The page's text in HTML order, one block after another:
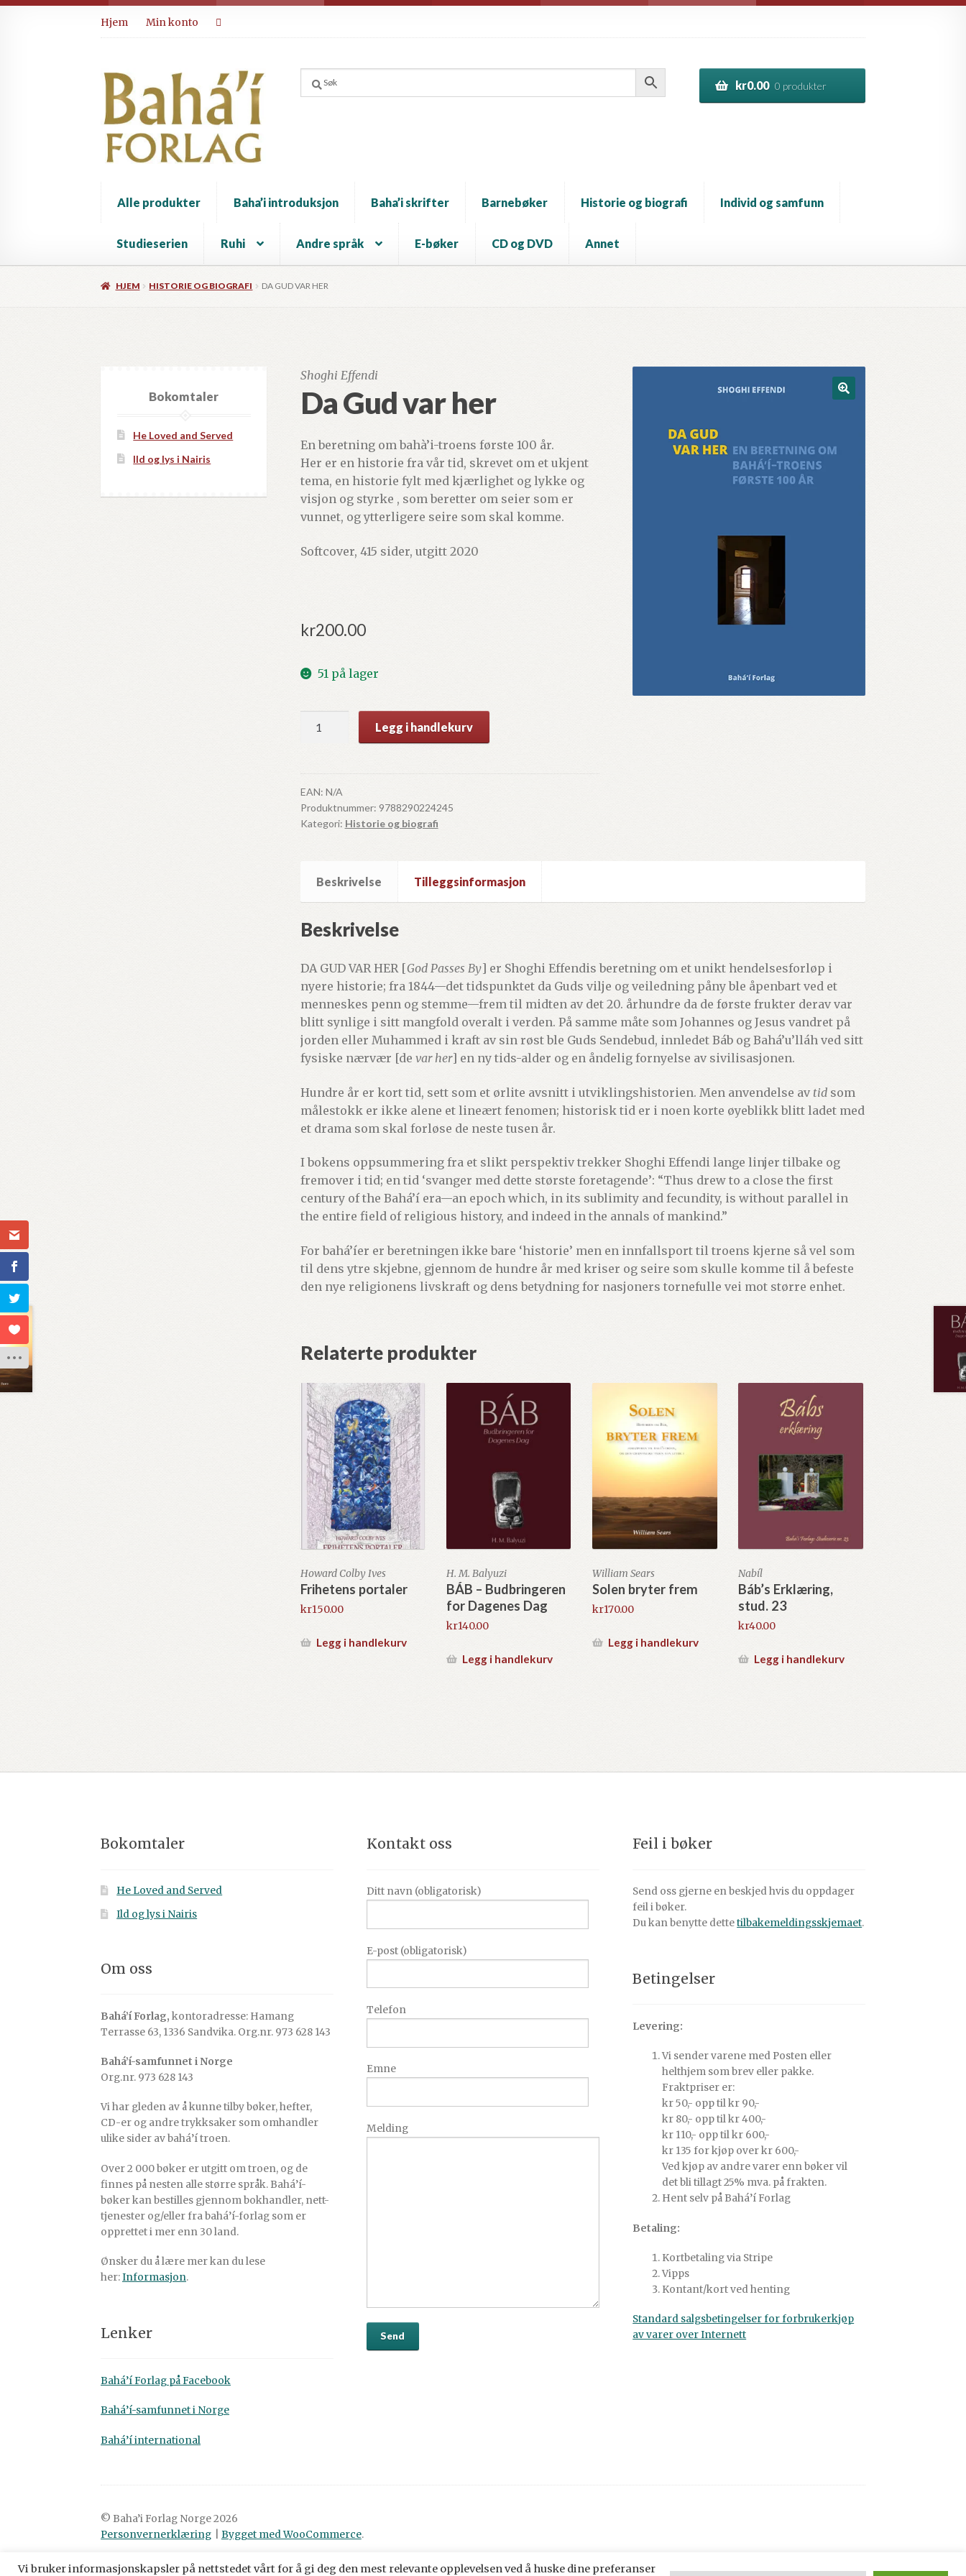
Hopp
til
Hopp
til
Hjem Min konto
kr0.00 0 produkter
Alle produkter Baha’i introduksjon Baha’i skrifter Barnebøker Historie og biografi Individ og samfunn
Studieserien Ruhi Andre språk E-bøker CD og DVD Annet
HJEM HISTORIE OG BIOGRAFI DA GUD VAR HER
Shoghi Effendi
Da Gud var her
En beretning om bahà’i-troens første 100 år.
Her er en historie fra vår tid, skrevet om et ukjent
tema, en historie fylt med kjærlighet og lykke og
visjon og styrke , som beretter om seier som er
vunnet, og ytterligere seire som skal komme.
Softcover, 415 sider, utgitt 2020
kr200.00
51 på lager
Gud
her
antall
Legg i handlekurv
EAN: N/A
Produktnummer: 9788290224245
Kategori: Historie og biografi
Beskrivelse Tilleggsinformasjon
Beskrivelse
DA GUD VAR HER [God Passes By] er Shoghi Effendis beretning om et unikt hendelsesforløp i
nyere historie; fra 1844—det tidspunktet da Guds vilje og veiledning påny ble åpenbart ved et
menneskes penn og stemme—frem til midten av det 20. århundre da de første frukter derav var
blitt synlige i sitt mangfold overalt i verden. På samme måte som Johannes og Jesus vandret på
jorden eller Muhammed i kraft av sin røst ble Guds Sendebud, innledet Báb og Bahá’u’lláh ved sitt
fysiske nærvær [de var her] en ny tids-alder og en åndelig fornyelse av sivilisasjonen.
Hundre år er kort tid, sett som et ørlite avsnitt i utviklingshistorien. Men anvendelse av tidsom
målestokk er ikke alene et lineært fenomen; historisk tid er i noen korte øyeblikk blitt ladet med
et drama som skal forløse de neste tusen år.
I bokens oppsummering fra et slikt perspektiv trekker Shoghi Effendi lange linjer tilbake og
fremover i tid; en tid ‘svanger med dette største foretagende’: “Thus drew to a close the first
century of the Bahá’í era—an epoch which, in its sublimity and fecundity, is without parallel in
the entire field of religious history, and indeed in the annals of mankind.”
For bahá’íer er beretningen ikke bare ‘historie’ men en innfallsport til troens kjerne så vel som
til dens ytre skjebne, gjennom de hundre år med kriser og seire som skulle komme til å befeste
den nye religionens livskraft og dens betydning for nasjoners tornefulle vei mot større enhet.
Relaterte produkter
Howard Colby Ives
Frihetens portaler
kr150.00
Legg i handlekurv
H. M. Balyuzi
BÁB – Budbringeren
for Dagenes Dag
kr140.00
Legg i handlekurv
William Sears
Solen bryter frem
kr170.00
Legg i handlekurv
Nabíl
Báb’s Erklæring,
stud. 23
kr40.00
Legg i handlekurv
Bokomtaler
He Loved and Served
Ild og lys i Nairis
Bokomtaler
He Loved and Served
Ild og lys i Nairis
Om oss
Bahá’í Forlag, kontoradresse: Hamang
Terrasse 63, 1336 Sandvika. Org.nr. 973 628 143
Bahá’í-samfunnet i Norge
Org.nr. 973 628 143
Vi har gleden av å kunne tilby bøker, hefter,
CD-er og andre trykksaker som omhandler
ulike sider av bahá’í troen.
Over 2 000 bøker er utgitt om troen, og de
finnes på nesten alle større språk. Bahá’í-
bøker kan bestilles gjennom bokhandler, nett-
tjenester og/eller fra bahá’í-forlag som er
opprettet i mer enn 30 land.
Ønsker du å lære mer kan du lese
her:Informasjon.
Lenker
Bahá’í Forlag på Facebook
Bahá’í-samfunnet i Norge
Bahá’í international
Kontakt oss
Ditt navn (obligatorisk)
E-post (obligatorisk)
Telefon
Emne
Melding
Feil i bøker
Send oss gjerne en beskjed hvis du oppdager
feil i bøker.
Du kan benytte dettetilbakemeldingsskjemaet.
Betingelser
Levering:
Vi sender varene med Posten eller
helthjem som brev eller pakke.
Fraktpriser er:
kr 50,- opp til kr 90,-
kr 80,- opp til kr 400,-
kr 110,- opp til kr 600,-
kr 135 for kjøp over kr 600,-
Ved kjøp av andre varer enn bøker vil
det bli tillagt 25% mva. på frakten.
Hent selv på Bahá’í Forlag
Betaling:
Kortbetaling via Stripe
Vipps
Kontant/kort ved henting
Standard salgsbetingelser for forbrukerkjøp
av varer over Internett
© Baha’i Forlag Norge 2026
Personvernerklæring
Bygget med WooCommerce.
Vi bruker informasjonskapsler på nettstedet vårt for å gi deg den mest relevante opplevelsen ved å huske dine preferanser